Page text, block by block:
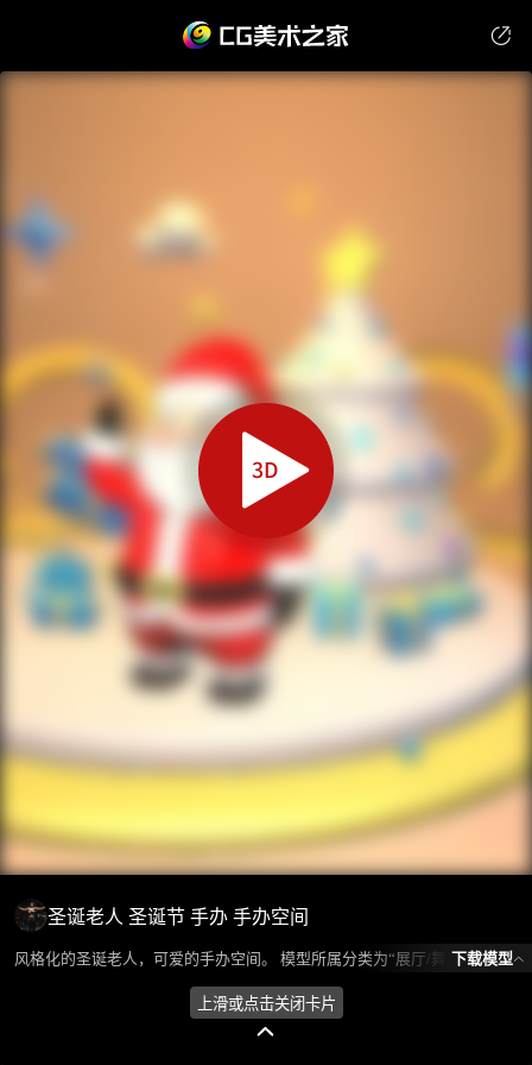
圣诞老人 圣诞节 手办 手办空间
风格化的圣诞老人，可爱的手办空间。 模型所属分类为“展厅/舞美类-美陈”，模型风格为欧式，模型ID为101582，本模型由设计师 Huan环 在2024-08-26 18:11:47上传，含.fbx，.gltf，.blend(Blender)相关源文件下载格式，点数为362119，面数为625664，材质数为11，贴图数为7，CG美术之家持续为您更新与数字孪生、影视动画和游戏VR等相关优质资源。
下载模型
上滑或点击关闭卡片